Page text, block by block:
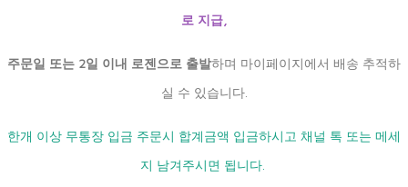
로 지급,
주문일 또는 2일 이내 로젠으로 출발하며 마이페이지에서 배송 추적하
실 수 있습니다.
한개 이상 무통장 입금 주문시 합계금액 입금하시고 채널 톡 또는 메세
지 남겨주시면 됩니다.